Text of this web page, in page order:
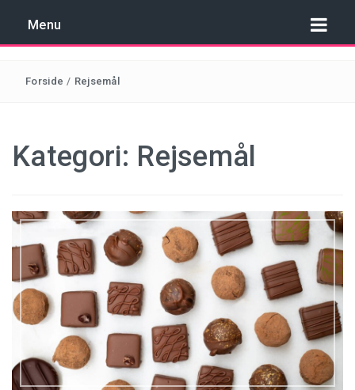
Menu
REJSER TIL KROATIEN
REJSER TIL MALTA
REJSER TIL SPANIEN
REJSER TIL TYRKIET
Forside / Rejsemål
Kategori: Rejsemål